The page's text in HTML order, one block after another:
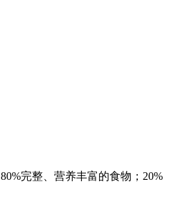
80%完整、营养丰富的食物；20%